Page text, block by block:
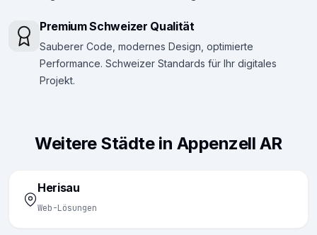
Premium Schweizer Qualität
Sauberer Code, modernes Design, optimierte
Performance. Schweizer Standards für Ihr digitales
Projekt.
Weitere Städte in Appenzell AR
Herisau
Web-Lösungen